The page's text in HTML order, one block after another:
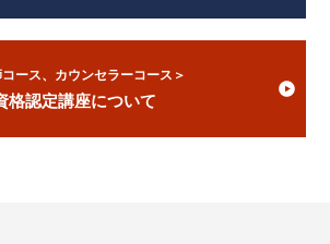
コース、カウンセラーコース＞
格認定講座について